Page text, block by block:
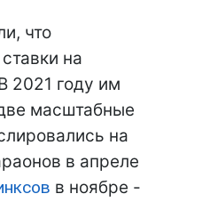
что
на
2021 году им
масштабные
на
в апреле
в ноябре -